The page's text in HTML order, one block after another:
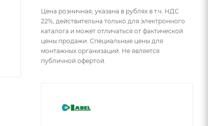
Цена розничная, указана в рублях в т.ч. НДС
22%, действительна только для электронного
каталога и может отличаться от фактической
цены продажи. Специальные цены для
монтажных организаций. Не является
публичной офертой.